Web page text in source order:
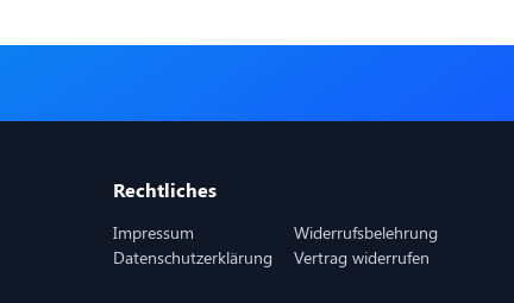
Rechtliches
Impressum
Datenschutzerklärung
Widerrufsbelehrung
Vertrag widerrufen